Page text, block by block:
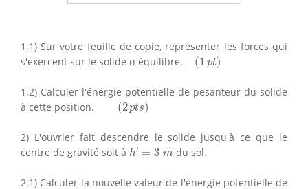
1.1) Sur votre feuille de copie, représenter les forces qui
s'exercent sur le solide n équilibre.
(1 pt)
pt
1.2) Calculer l'énergie potentielle de pesanteur du solide
à cette position.
(2pts)
pt s)
2) L'ouvrier fait descendre le solide jusqu'à ce que le
centre de gravité soit à h′ = 3 m
h′ m du sol.
2.1) Calculer la nouvelle valeur de l'énergie potentielle de